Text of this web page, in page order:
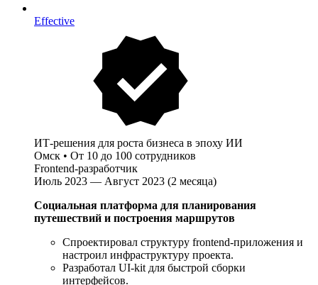
Effective
ИТ-решения для роста бизнеса в эпоху ИИ
Омск • От 10 до 100 сотрудников
Frontend-разработчик
Июль 2023 — Август 2023 (2 месяца)
Социальная платформа для планирования
путешествий и построения маршрутов
Спроектировал структуру frontend-приложения и
настроил инфраструктуру проекта.
Разработал UI-kit для быстрой сборки
интерфейсов.